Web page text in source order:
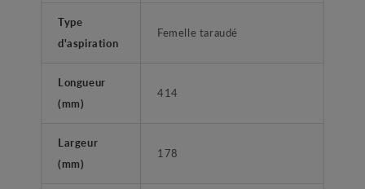
Type
d'aspiration
Femelle taraudé
Longueur
(mm)
414
Largeur
(mm)
178